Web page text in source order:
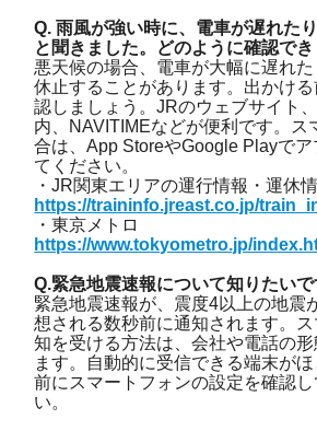
Q. 雨風が強い時に、電車が遅れた
と聞きました。どのように確認でき
悪天候の場合、電車が大幅に遅れ
休止することがあります。出かけ
認しましょう。JRのウェブサイト
内、NAVITIMEなどが便利です。ス
合は、App StoreやGoogle Playで
てください。
・JR関東エリアの運行情報・運休
https://traininfo.jreast.co.jp/
・東京メトロ
https://www.tokyometro.jp/
Q.緊急地震速報について知りたいで
緊急地震速報が、震度4以上の地震
想される数秒前に通知されます。
知を受ける方法は、会社や電話の
ます。自動的に受信できる端末が
前にスマートフォンの設定を確認
い。